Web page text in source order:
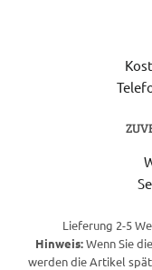
Lieferung 2-5
Hinweis:Wenn Sie
werden die Artikel